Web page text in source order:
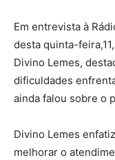
Em entrevista à
desta quinta-
Divino Lemes,
dificuldades
ainda falou sobre o
Divino Lemes
melhorar o